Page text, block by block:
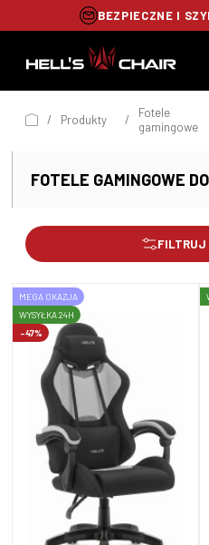
BEZPIECZNE I
/ Produkty /
Fotele
gamingowe
FOTELE GAMINGOWE
FILTRUJ
-47%
WYSYŁKA 24H
MEGA OKAZJA